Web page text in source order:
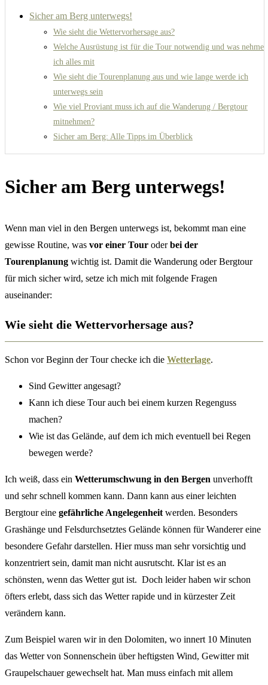
Sicher am Berg unterwegs!
Wie sieht die Wettervorhersage aus?
Welche Ausrüstung ist für die Tour notwendig und was nehme
ich alles mit
Wie sieht die Tourenplanung aus und wie lange werde ich
unterwegs sein
Wie viel Proviant muss ich auf die Wanderung / Bergtour
mitnehmen?
Sicher am Berg: Alle Tipps im Überblick
Sicher am Berg unterwegs!
Wenn man viel in den Bergen unterwegs ist, bekommt man eine
gewisse Routine, was vor einer Tour oderbei der
Tourenplanung wichtig ist. Damit die Wanderung oder Bergtour
für mich sicher wird, setze ich mich mit folgende Fragen
auseinander:
Wie sieht die Wettervorhersage aus?
Schon vor Beginn der Tour checke ich die Wetterlage.
Sind Gewitter angesagt?
Kann ich diese Tour auch bei einem kurzen Regenguss
machen?
Wie ist das Gelände, auf dem ich mich eventuell bei Regen
bewegen werde?
Ich weiß, dass ein Wetterumschwung in den Bergen unverhofft
und sehr schnell kommen kann. Dann kann aus einer leichten
Bergtour eine gefährliche Angelegenheit werden. Besonders
Grashänge und Felsdurchsetztes Gelände können für Wanderer eine
besondere Gefahr darstellen. Hier muss man sehr vorsichtig und
konzentriert sein, damit man nicht ausrutscht. Klar ist es an
schönsten, wenn das Wetter gut ist. Doch leider haben wir schon
öfters erlebt, dass sich das Wetter rapide und in kürzester Zeit
verändern kann.
Zum Beispiel waren wir in den Dolomiten, wo innert 10 Minuten
das Wetter von Sonnenschein über heftigsten Wind, Gewitter mit
Graupelschauer gewechselt hat. Man muss einfach mit allem